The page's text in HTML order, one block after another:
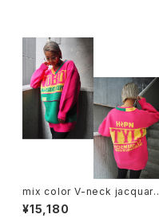
mix color V-neck jacquard
knit one-piece ニット ワンピ
ース ジャガード Vネック 配色
¥15,180